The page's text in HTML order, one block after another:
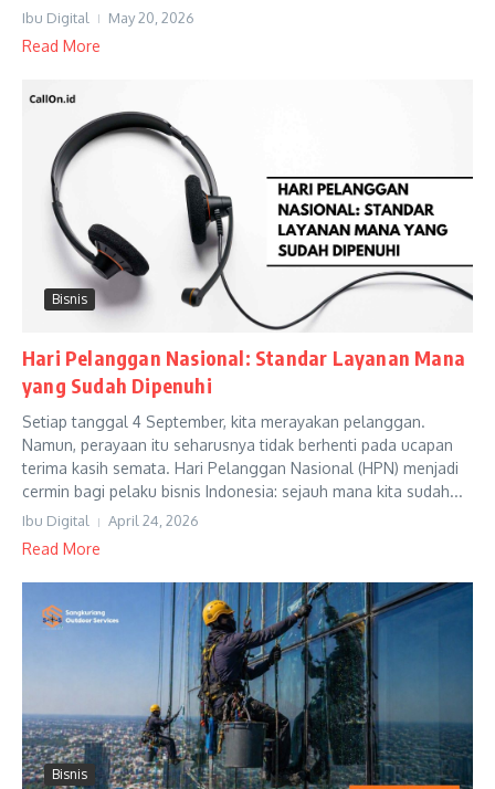
Ibu Digital May 20, 2026
Read More
Bisnis
Hari Pelanggan Nasional: Standar Layanan Mana
yang Sudah Dipenuhi
Setiap tanggal 4 September, kita merayakan pelanggan.
Namun, perayaan itu seharusnya tidak berhenti pada ucapan
terima kasih semata. Hari Pelanggan Nasional (HPN) menjadi
cermin bagi pelaku bisnis Indonesia: sejauh mana kita sudah...
Ibu Digital April 24, 2026
Read More
Bisnis